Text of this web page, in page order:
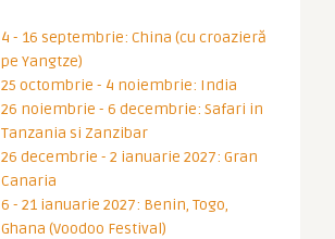
4 - 16 septembrie: China (cu croazieră
pe Yangtze)
25 octombrie - 4 noiembrie: India
26 noiembrie - 6 decembrie: Safari in
Tanzania si Zanzibar
26 decembrie - 2 ianuarie 2027: Gran
Canaria
6 - 21 ianuarie 2027: Benin, Togo,
Ghana (Voodoo Festival)